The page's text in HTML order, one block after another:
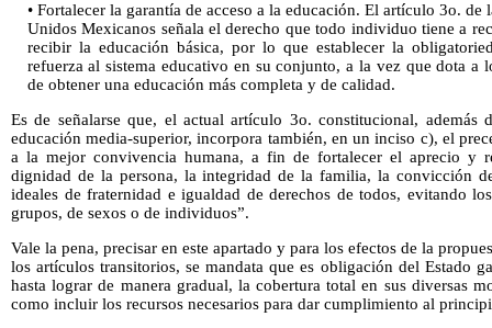
• Fortalecer la garantía de acceso a la educación. El artículo 3o.
Unidos Mexicanos señala el derecho que todo individuo tiene a
recibir la educación básica, por lo que establecer la
refuerza al sistema educativo en su conjunto, a la vez que dota a
de obtener una educación más completa y de calidad.
Es de señalarse que, el actual artículo 3o. constitucional, además
educación media-superior, incorpora también, en un inciso c), el
a la mejor convivencia humana, a fin de fortalecer el aprecio y
dignidad de la persona, la integridad de la familia, la convicción
ideales de fraternidad e igualdad de derechos de todos, evitando
grupos, de sexos o de individuos”.
Vale la pena, precisar en este apartado y para los efectos de la
los artículos transitorios, se mandata que es obligación del Estado
hasta lograr de manera gradual, la cobertura total en sus diversas
como incluir los recursos necesarios para dar cumplimiento al